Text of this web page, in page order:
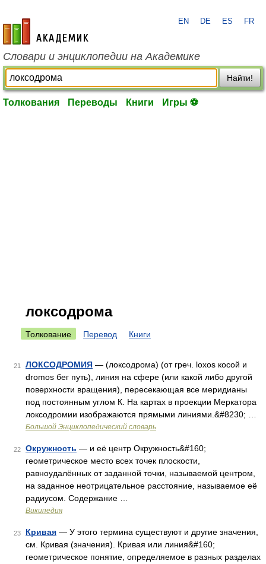
academic.ru
EN DE ES FR
Словари и энциклопедии на Академике
Найти!
Толкования Переводы Книги Игры ⚽
локсодрома
Толкование Перевод Книги
21 ЛОКСОДРОМИЯ — (локсодрома) (от греч. loxos косой и
dromos бег путь), линия на сфере (или какой либо другой
поверхности вращения), пересекающая все меридианы
под постоянным углом К. На картах в проекции Меркатора
локсодромии изображаются прямыми линиями.&#8230; …
Большой Энциклопедический словарь
22 Окружность — и её центр Окружность&#160;
геометрическое место всех точек плоскости,
равноудалённых от заданной точки, называемой центром,
на заданное неотрицательное расстояние, называемое её
радиусом. Содержание …
Википедия
23 Кривая — У этого термина существуют и другие значения,
см. Кривая (значения). Кривая или линия&#160;
геометрическое понятие, определяемое в разных разделах